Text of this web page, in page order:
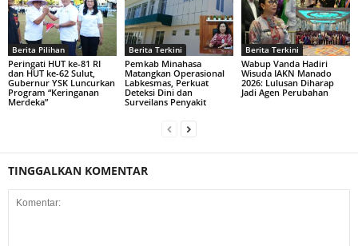
Berita Pilihan
Peringati HUT ke-81 RI
dan HUT ke-62 Sulut,
Gubernur YSK Luncurkan
Program “Keringanan
Merdeka”
Berita Terkini
Pemkab Minahasa
Matangkan Operasional
Labkesmas, Perkuat
Deteksi Dini dan
Surveilans Penyakit
Berita Terkini
Wabup Vanda Hadiri
Wisuda IAKN Manado
2026: Lulusan Diharap
Jadi Agen Perubahan
TINGGALKAN KOMENTAR